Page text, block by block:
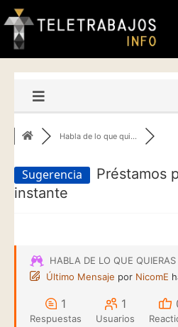
Habla de lo que qui...
Sugerencia
Préstamos
instante
HABLA DE LO QUE QUIERAS
Último Mensaje por NicomE
1
Respuestas
1
Usuarios